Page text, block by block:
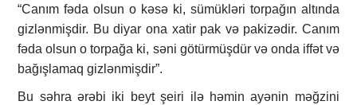
“Canım fəda olsun o kəsə ki, sümükləri torpağın altında
gizlənmişdir. Bu diyar ona xatir pak və pakizədir. Canım
fəda olsun o torpağa ki, səni götürmüşdür və onda iffət və
bağışlamaq gizlənmişdir”.
Bu səhra ərəbi iki beyt şeiri ilə həmin ayənin məğzini